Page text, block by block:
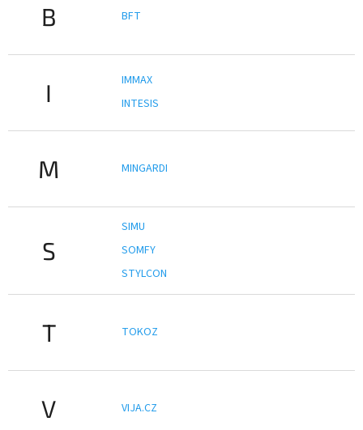
B BFT
I
IMMAX
INTESIS
M MINGARDI
S
SIMU
SOMFY
STYLCON
T TOKOZ
V VIJA.CZ